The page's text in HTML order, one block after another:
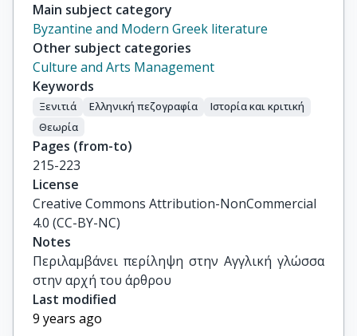
Main subject category
Byzantine and Modern Greek literature
Other subject categories
Culture and Arts Management
Keywords
Ξενιτιά Ελληνική πεζογραφία
Ιστορία και κριτική
Θεωρία
Pages (from-to)
215-223
License
Creative Commons Attribution-NonCommercial
4.0 (CC-BY-NC)
Notes
Περιλαμβάνει περίληψη στην Αγγλική γλώσσα
στην αρχή του άρθρου
Last modified
9 years ago